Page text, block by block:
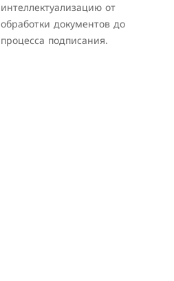
интеллектуализацию от
обработки документов до
процесса подписания.